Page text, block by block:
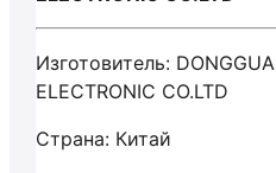
Изготовитель:
ELECTRONIC CO.LTD
Страна: Китай